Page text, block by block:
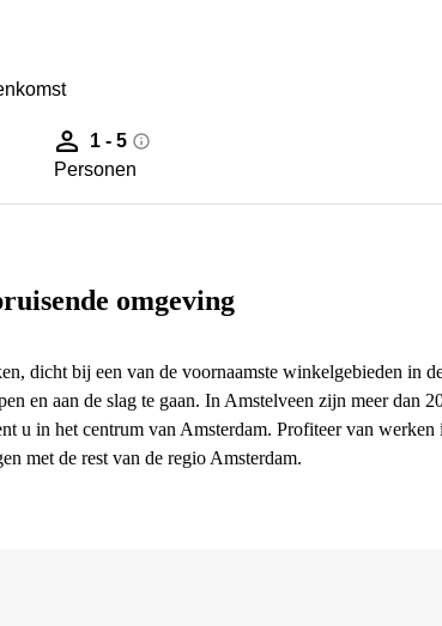
1 - 5
Personen
omgeving
dicht bij een van de voornaamste winkelgebieden in
en aan de slag te gaan. In Amstelveen zijn meer dan
u in het centrum van Amsterdam. Profiteer van werken
met de rest van de regio Amsterdam.